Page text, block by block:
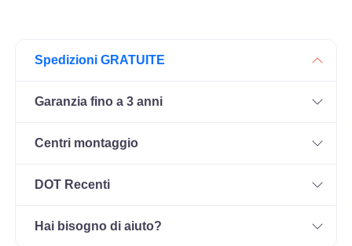
Spedizioni GRATUITE
Garanzia fino a 3 anni
Centri montaggio
DOT Recenti
Hai bisogno di aiuto?